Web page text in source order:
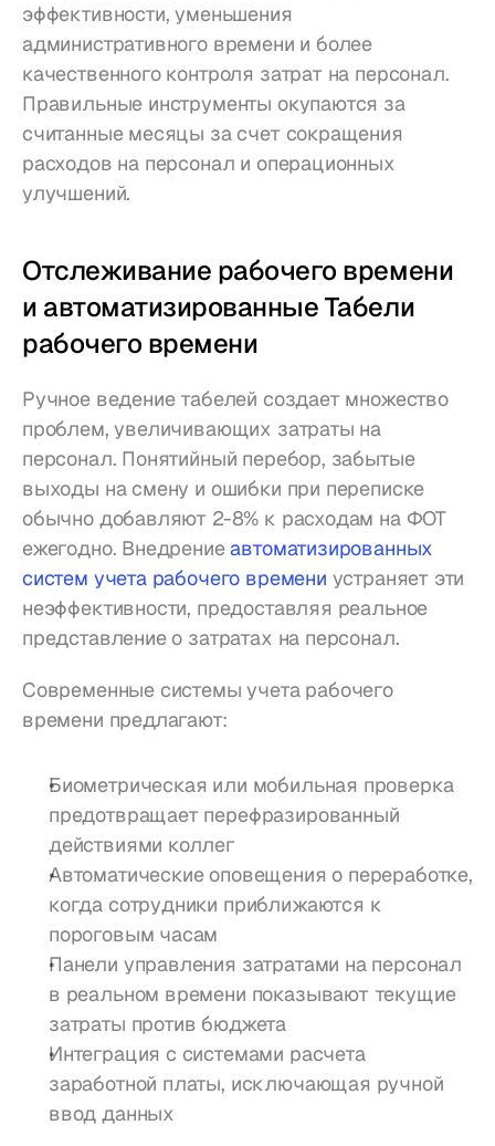
эффективности, уменьшения
административного времени и более
качественного контроля затрат на персонал.
Правильные инструменты окупаются за
считанные месяцы за счет сокращения
расходов на персонал и операционных
улучшений.
Отслеживание рабочего времени
и автоматизированные Табели
рабочего времени
Ручное ведение табелей создает множество
проблем, увеличивающих затраты на
персонал. Понятийный перебор, забытые
выходы на смену и ошибки при переписке
обычно добавляют 2-8% к расходам на ФОТ
ежегодно. Внедрение автоматизированных
систем учета рабочего времени устраняет эти
неэффективности, предоставляя реальное
представление о затратах на персонал.
Современные системы учета рабочего
времени предлагают:
Биометрическая или мобильная проверка
предотвращает перефразированный
действиями коллег
Автоматические оповещения о переработке,
когда сотрудники приближаются к
пороговым часам
Панели управления затратами на персонал
в реальном времени показывают текущие
затраты против бюджета
Интеграция с системами расчета
заработной платы, исключающая ручной
ввод данных